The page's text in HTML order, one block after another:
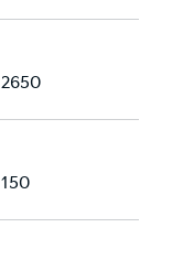
2650
150